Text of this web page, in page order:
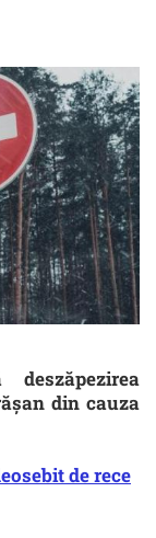
din cauza
de rece